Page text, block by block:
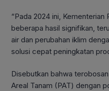
“Pada 2024 ini, Kementerian
beberapa hasil signifikan,
air dan perubahan iklim
solusi cepat peningkatan
Disebutkan bahwa
Areal Tanam (PAT) dengan